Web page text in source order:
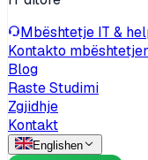
Mbështetje IT &
Kontakto
Blog
Raste Studimi
Zgjidhje
Kontakt
Englishen